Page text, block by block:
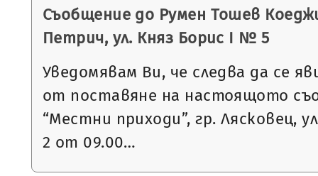
Съобщение до Румен Тошев
Петрич, ул. Княз Борис I № 5
Уведомявам Ви, че следва да се
от поставяне на настоящото
“Местни приходи”, гр. Лясковец,
2 от 09.00…